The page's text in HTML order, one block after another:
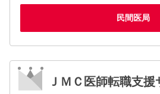
民間医局
ＪＭＣ医師転職支援